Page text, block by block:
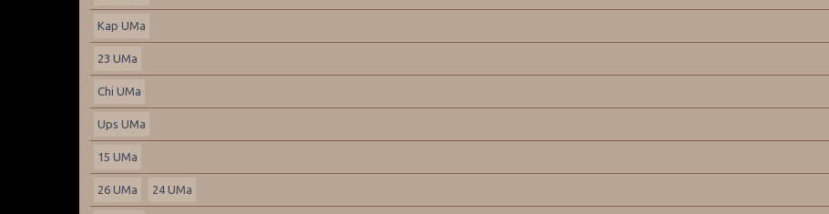
Kap UMa
23 UMa
Chi UMa
Ups UMa
15 UMa
26 UMa 24 UMa